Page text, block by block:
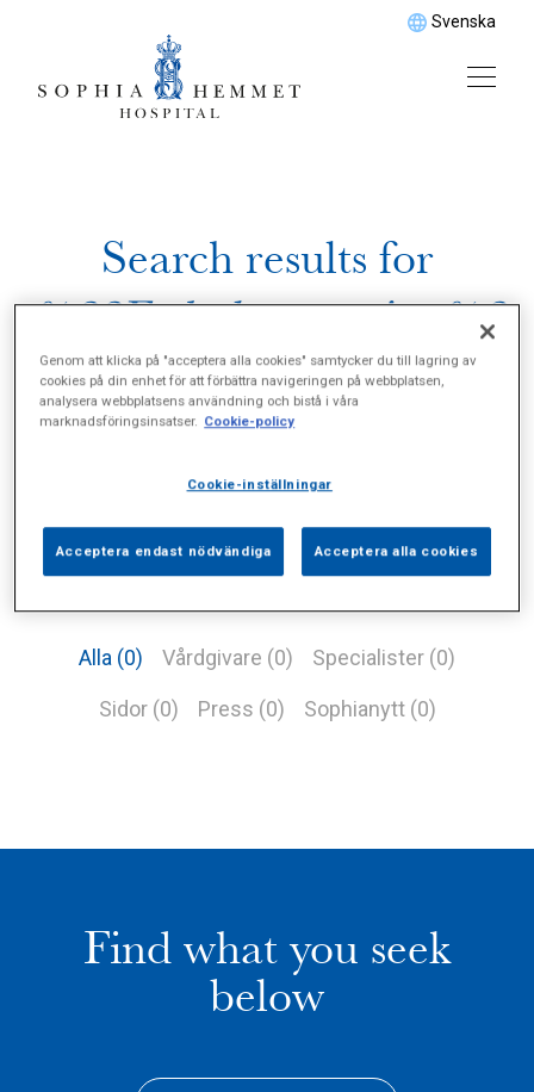
Svenska
Search results for
%22Fotledsoperation%2
2
Alla (0) Vårdgivare (0) Specialister (0)
Sidor (0) Press (0) Sophianytt (0)
Find what you seek
below
Genom att klicka på "acceptera alla cookies" samtycker du till lagring av
cookies på din enhet för att förbättra navigeringen på webbplatsen,
analysera webbplatsens användning och bistå i våra
marknadsföringsinsatser. Cookie-policy
Cookie-inställningar
Acceptera endast nödvändiga Acceptera alla cookies